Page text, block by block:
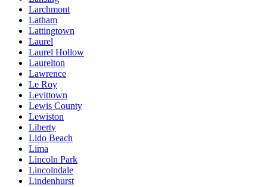
Larchmont
Latham
Lattingtown
Laurel
Laurel Hollow
Laurelton
Lawrence
Le Roy
Levittown
Lewis County
Lewiston
Liberty
Lido Beach
Lima
Lincoln Park
Lincolndale
Lindenhurst